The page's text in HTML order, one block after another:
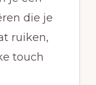
die je
ruiken,
touch